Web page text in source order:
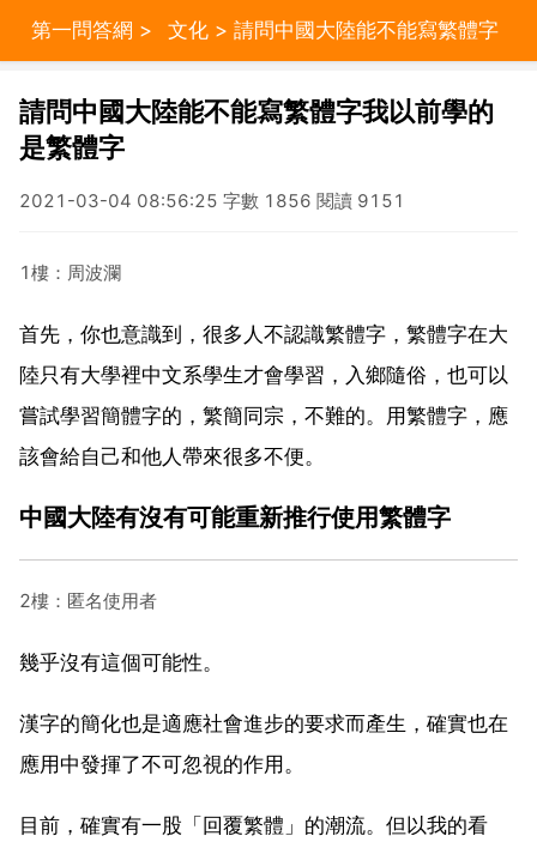
第一問答網 > 文化 > 請問中國大陸能不能寫繁體字
請問中國大陸能不能寫繁體字我以前學的
是繁體字
2021-03-04 08:56:25 字數 1856 閱讀 9151
1樓：周波瀾
首先，你也意識到，很多人不認識繁體字，繁體字在大
陸只有大學裡中文系學生才會學習，入鄉隨俗，也可以
嘗試學習簡體字的，繁簡同宗，不難的。用繁體字，應
該會給自己和他人帶來很多不便。
中國大陸有沒有可能重新推行使用繁體字
2樓：匿名使用者
幾乎沒有這個可能性。
漢字的簡化也是適應社會進步的要求而產生，確實也在
應用中發揮了不可忽視的作用。
目前，確實有一股「回覆繁體」的潮流。但以我的看